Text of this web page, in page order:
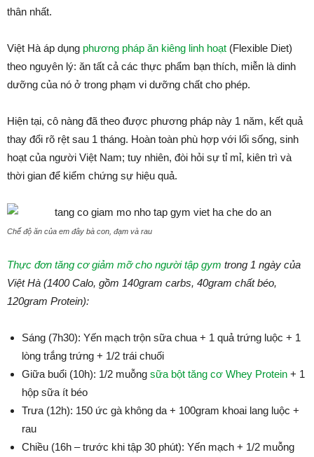
thân nhất.
Việt Hà áp dụng phương pháp ăn kiêng linh hoạt (Flexible Diet)
theo nguyên lý: ăn tất cả các thực phẩm bạn thích, miễn là dinh
dưỡng của nó ở trong phạm vi dưỡng chất cho phép.
Hiện tại, cô nàng đã theo được phương pháp này 1 năm, kết quả
thay đổi rõ rệt sau 1 tháng. Hoàn toàn phù hợp với lối sống, sinh
hoạt của người Việt Nam; tuy nhiên, đòi hỏi sự tỉ mỉ, kiên trì và
thời gian để kiểm chứng sự hiệu quả.
Chế độ ăn của em đây bà con, đạm và rau
Thực đơn tăng cơ giảm mỡ cho người tập gym trong 1 ngày của
Việt Hà (1400 Calo, gồm 140gram carbs, 40gram chất béo,
120gram Protein):
Sáng (7h30): Yến mạch trộn sữa chua + 1 quả trứng luộc + 1
lòng trắng trứng + 1/2 trái chuối
Giữa buổi (10h): 1/2 muỗng sữa bột tăng cơ Whey Protein + 1
hộp sữa ít béo
Trưa (12h): 150 ức gà không da + 100gram khoai lang luộc +
rau
Chiều (16h – trước khi tập 30 phút): Yến mạch + 1/2 muỗng